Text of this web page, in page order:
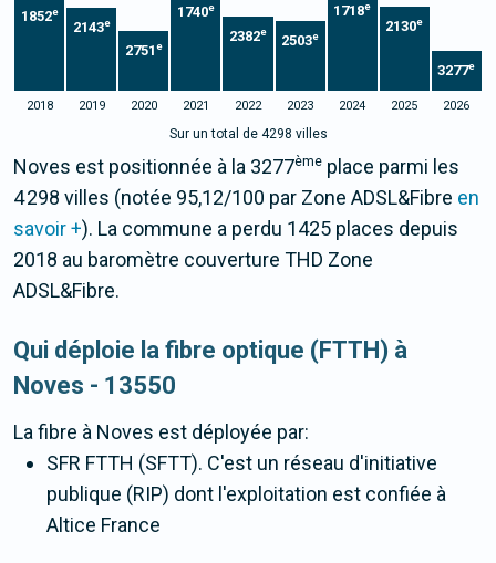
1852e
2143e
2751 e
1740e
2382e
2503e
1718e
2130e
3277e
2018 2019 2020 2021 2022 2023 2024 2025 2026
Sur un total de 4298 villes
Noves est positionnée à la 3277ème place parmi les
4 298 villes (notée 95,12/100 par Zone ADSL&Fibre en
savoir +). La commune a perdu 1425 places depuis
2018 au baromètre couverture THD Zone
ADSL&Fibre.
Qui déploie la fibre optique (FTTH) à
Noves - 13550
La fibre à Noves est déployée par:
SFR FTTH (SFTT). C'est un réseau d'initiative
publique (RIP) dont l'exploitation est confiée à
Altice France